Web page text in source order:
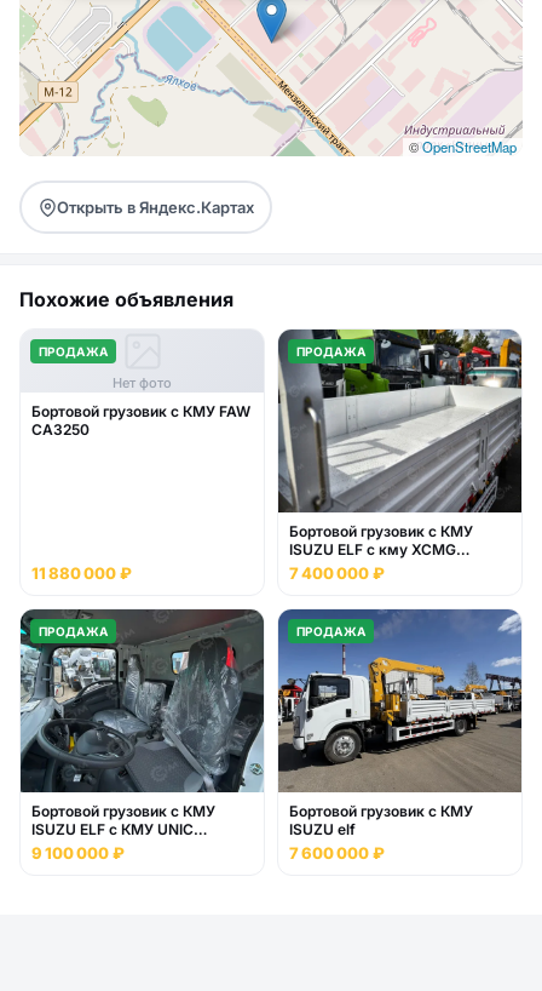
©OpenStreetMap
Открыть в Яндекс.Картах
Похожие объявления
ПРОДАЖА
Нет фото
Бортовой грузовик с КМУ FAW
CA3250
11 880 000 ₽
ПРОДАЖА
Бортовой грузовик с КМУ
ISUZU ELF с кму XCMG
SQS125
7 400 000 ₽
ПРОДАЖА
Бортовой грузовик с КМУ
ISUZU ELF c КМУ UNIC
URV635YK
9 100 000 ₽
ПРОДАЖА
Бортовой грузовик с КМУ
ISUZU elf
7 600 000 ₽